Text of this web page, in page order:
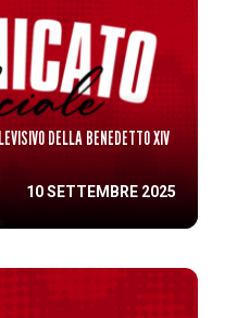
10 SETTEMBRE 2025
DELLA BENEDETTO XIV